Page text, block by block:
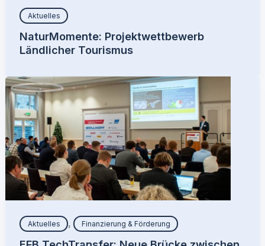
Aktuelles
NaturMomente: Projektwettbewerb
Ländlicher Tourismus
Aktuelles , Finanzierung & Förderung